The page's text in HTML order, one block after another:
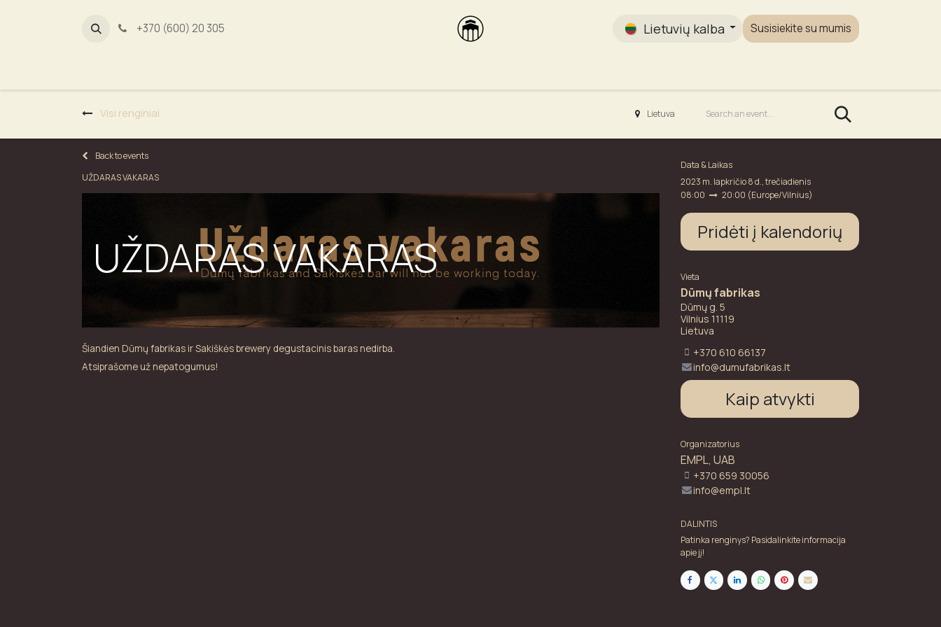
+370 (600) 20 305 Lietuvių kalba Susisiekite su mumis
Visi renginiai Lietuva
Back to events
UŽDARAS VAKARAS
UŽDARAS VAKARAS
Šiandien Dūmų fabrikas ir Sakiškės brewery degustacinis baras nedirba.
Atsiprašome už nepatogumus!
Data & Laikas
2023 m. lapkričio 8 d., trečiadienis
08:00
20:00 (Europe/Vilnius)
Pridėti į kalendorių
Vieta
Dūmų fabrikas
Dūmų g. 5
Vilnius 11119
Lietuva
+370 610 66137
info@dumufabrikas.lt
Kaip atvykti
Organizatorius
EMPL, UAB
+370 659 30056
info@empl.lt
DALINTIS
Patinka renginys? Pasidalinkite informacija
apie jį!